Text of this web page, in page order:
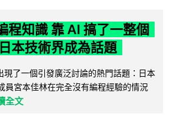
程知識 靠 AI 搞了一整個
本技術界成為話題
現了一個引發廣泛討論的熱門話題：日本
員宮本佳林在完全沒有編程經驗的情況
全文